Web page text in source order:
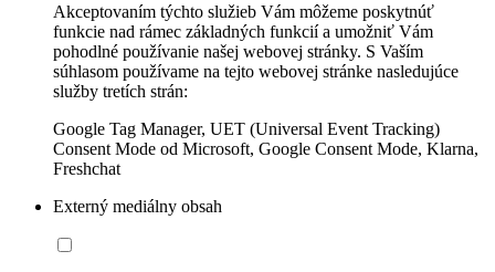
Akceptovaním týchto služieb Vám môžeme poskytnúť
funkcie nad rámec základných funkcií a umožniť Vám
pohodlné používanie našej webovej stránky. S Vaším
súhlasom používame na tejto webovej stránke nasledujúce
služby tretích strán:
Google Tag Manager, UET (Universal Event Tracking)
Consent Mode od Microsoft, Google Consent Mode, Klarna,
Freshchat
Externý mediálny obsah